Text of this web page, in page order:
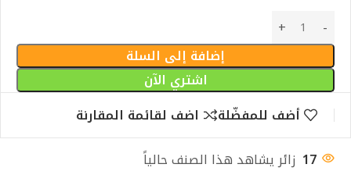
إضافة إلى السلة
اشتري الآن
أضف للمفضّلة
اضف لقائمة المقارنة
17 زائر يشاهد هذا الصنف حالياً